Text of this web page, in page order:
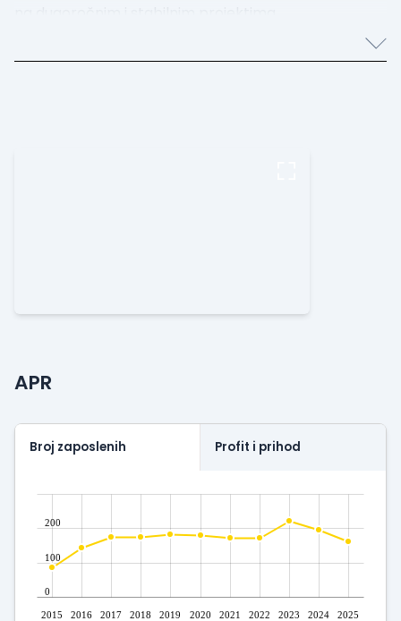
APR
Broj zaposlenih Profit i prihod
2015 2016 2017 2018 2019 2020 2021 2022 2023 2024 2025
0
100
200